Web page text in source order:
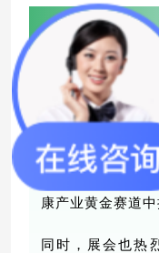
三、立即参展
诚邀大健康全产
专属采购对接特
康产业黄金赛道中
同时，展会也热